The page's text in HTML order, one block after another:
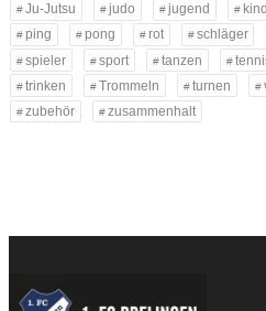
Ju-Jutsu
judo jugend
ping
pong rot schläger
spieler
sport tanzen
trinken
Trommeln turnen
zubehör
zusammenhalt